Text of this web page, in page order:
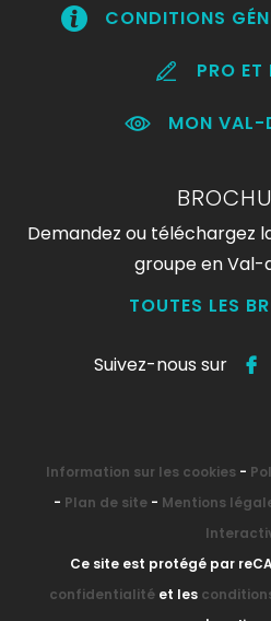
CONDITIONS
PRO ET
MON VAL-
Demandez ou téléchargez
groupe en Val-
TOUTES LES
Suivez-nous sur
Information sur les cookies -
- Plan de site- Mentions
Ce site est protégé par
confidentialité et les